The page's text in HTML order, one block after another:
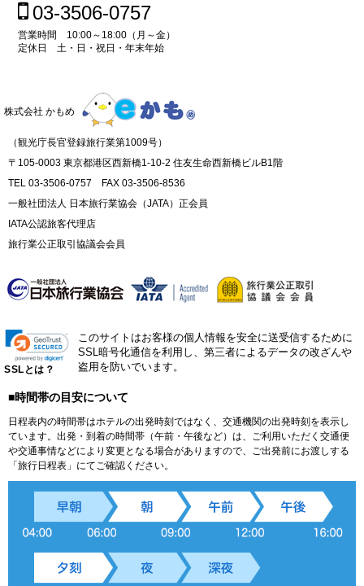
03-3506-0757
営業時間 10:00～18:00（月～金）
定休日 土・日・祝日・年末年始
株式会社 かもめ
（観光庁長官登録旅行業第1009号）
〒105-0003 東京都港区西新橋1-10-2 住友生命西新橋ビルB1階
TEL 03-3506-0757 FAX 03-3506-8536
一般社団法人 日本旅行業協会（JATA）正会員
IATA公認旅客代理店
旅行業公正取引協議会会員
SSLとは？
このサイトはお客様の個人情報を安全に送受信するために
SSL暗号化通信を利用し、第三者によるデータの改ざんや
盗用を防いでいます。
■時間帯の目安について
日程表内の時間帯はホテルの出発時刻ではなく、交通機関の出発時刻を表示し
ています。出発・到着の時間帯（午前・午後など）は、ご利用いただく交通便
や交通事情などにより変更となる場合がありますので、ご出発前にお渡しする
「旅行日程表」にてご確認ください。